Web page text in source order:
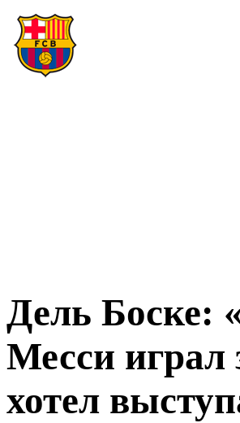
Дель Боске:
Месси играл
хотел